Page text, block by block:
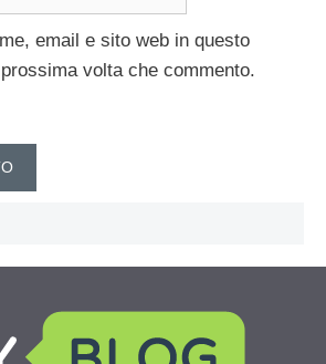
email e sito web in questo
volta che commento.